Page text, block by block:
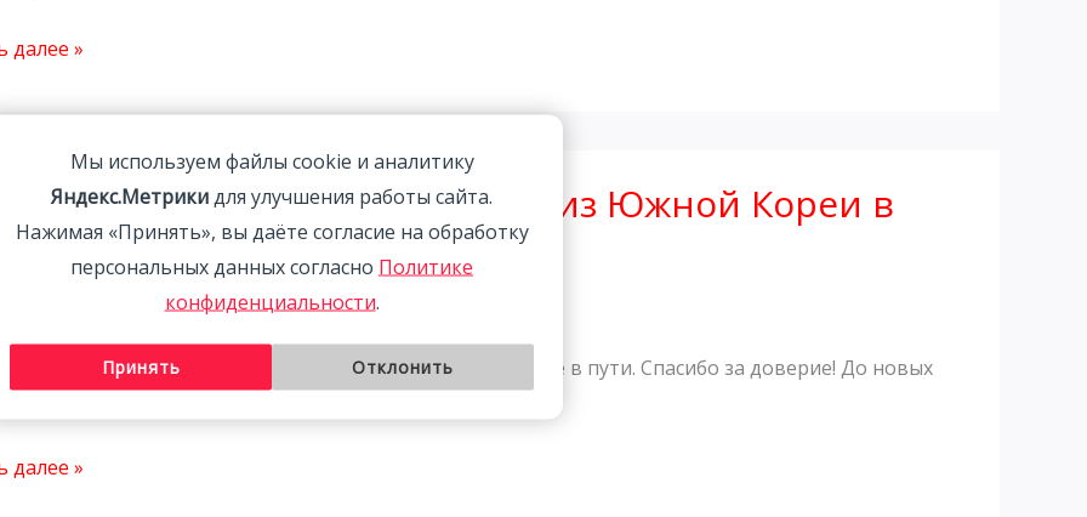
далее »
загрузка автомобилей из Южной Кореи в
году! ?
партия авто из Кореи: Audi, Kia, Mercedes, Hyundai уже в пути. Спасибо за доверие! До новых
2025!
далее »
Мы используем файлы cookie и аналитику
Яндекс.Метрики для улучшения работы сайта.
Нажимая «Принять», вы даёте согласие на обработку
персональных данных согласно Политике
конфиденциальности.
Принять Отклонить